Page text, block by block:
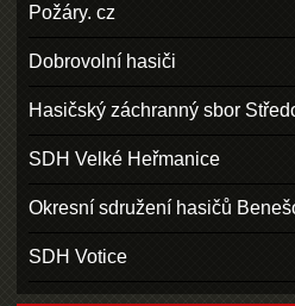
Požáry. cz
Dobrovolní hasiči
Hasičský záchranný sbor
SDH Velké Heřmanice
Okresní sdružení hasičů
SDH Votice